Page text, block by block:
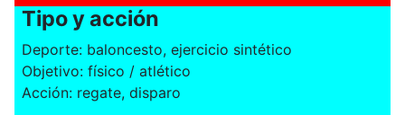
Tipo y acción
Deporte: baloncesto, ejercicio sintético
Objetivo: físico / atlético
Acción: regate, disparo